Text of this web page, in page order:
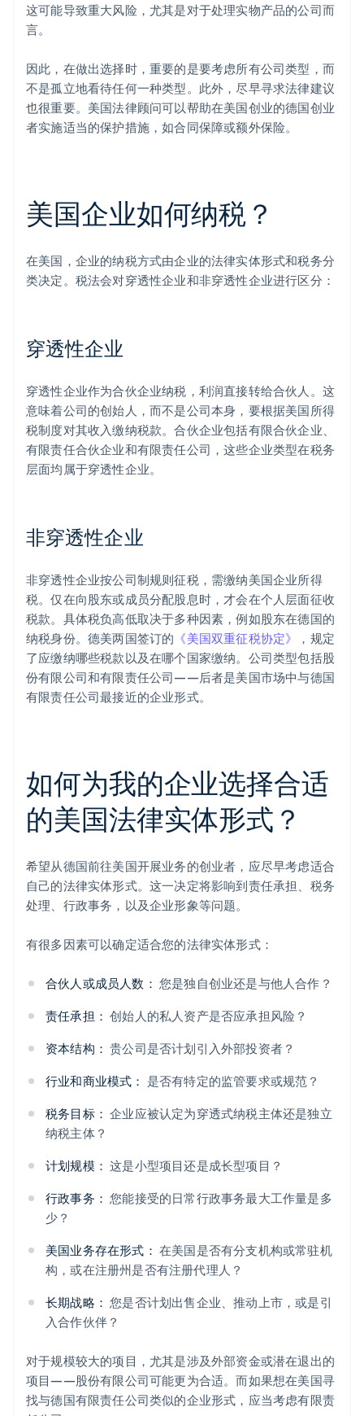
这可能导致重大风险，尤其是对于处理实物产品的公司而
言。
因此，在做出选择时，重要的是要考虑所有公司类型，而
不是孤立地看待任何一种类型。此外，尽早寻求法律建议
也很重要。美国法律顾问可以帮助在美国创业的德国创业
者实施适当的保护措施，如合同保障或额外保险。
美国企业如何纳税？
在美国，企业的纳税方式由企业的法律实体形式和税务分
类决定。税法会对穿透性企业和非穿透性企业进行区分：
穿透性企业
穿透性企业作为合伙企业纳税，利润直接转给合伙人。这
意味着公司的创始人，而不是公司本身，要根据美国所得
税制度对其收入缴纳税款。合伙企业包括有限合伙企业、
有限责任合伙企业和有限责任公司，这些企业类型在税务
层面均属于穿透性企业。
非穿透性企业
非穿透性企业按公司制规则征税，需缴纳美国企业所得
税。仅在向股东或成员分配股息时，才会在个人层面征收
税款。具体税负高低取决于多种因素，例如股东在德国的
纳税身份。德美两国签订的 《美国双重征税协定》
，规定
了应缴纳哪些税款以及在哪个国家缴纳。公司类型包括股
份有限公司和有限责任公司——后者是美国市场中与德国
有限责任公司最接近的企业形式。
如何为我的企业选择合适
的美国法律实体形式？
希望从德国前往美国开展业务的创业者，应尽早考虑适合
自己的法律实体形式。这一决定将影响到责任承担、税务
处理、行政事务，以及企业形象等问题。
有很多因素可以确定适合您的法律实体形式：
合伙人或成员人数： 您是独自创业还是与他人合作？
责任承担： 创始人的私人资产是否应承担风险？
资本结构： 贵公司是否计划引入外部投资者？
行业和商业模式： 是否有特定的监管要求或规范？
税务目标： 企业应被认定为穿透式纳税主体还是独立
纳税主体？
计划规模： 这是小型项目还是成长型项目？
行政事务： 您能接受的日常行政事务最大工作量是多
少？
美国业务存在形式： 在美国是否有分支机构或常驻机
构，或在注册州是否有注册代理人？
长期战略： 您是否计划出售企业、推动上市，或是引
入合作伙伴？
对于规模较大的项目，尤其是涉及外部资金或潜在退出的
项目——股份有限公司可能更为合适。而如果想在美国寻
找与德国有限责任公司类似的企业形式，应当考虑有限责